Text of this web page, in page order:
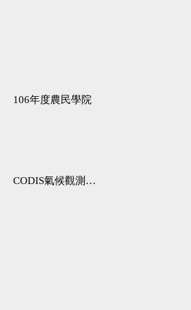
106年度農民學院
CODIS氣候觀測資料查詢服務